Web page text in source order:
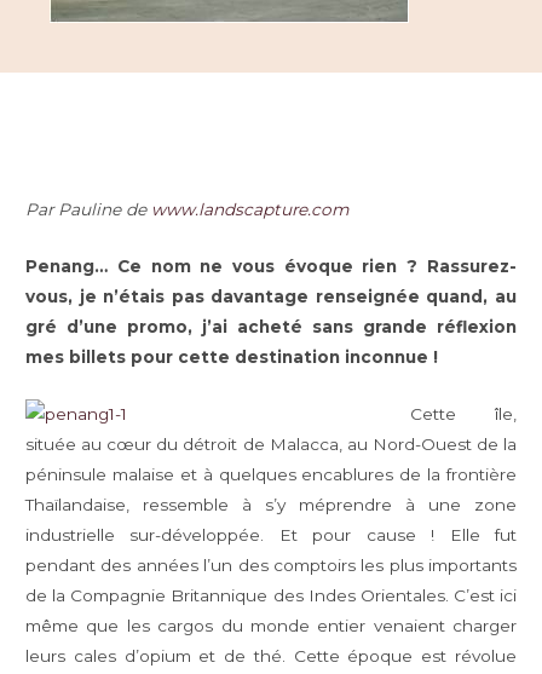
Par Pauline de www.landscapture.com
Penang… Ce nom ne vous évoque rien ? Rassurez-
vous, je n’étais pas davantage renseignée quand, au
gré d’une promo, j’ai acheté sans grande réflexion
mes billets pour cette destination inconnue !
Cette île,
située au cœur du détroit de Malacca, au Nord-Ouest de la
péninsule malaise et à quelques encablures de la frontière
Thaïlandaise, ressemble à s’y méprendre à une zone
industrielle sur-développée. Et pour cause ! Elle fut
pendant des années l’un des comptoirs les plus importants
de la Compagnie Britannique des Indes Orientales. C’est ici
même que les cargos du monde entier venaient charger
leurs cales d’opium et de thé. Cette époque est révolue